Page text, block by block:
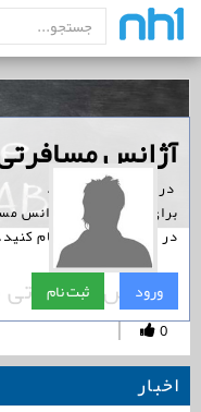
‏آژانس
‏ در نوین همراه است.
برای پیگیری اخبار آژانس
در نوین همراه ثبت نام
ورود ثبت نام
آژانس مسافرتی
0
|
اخبار